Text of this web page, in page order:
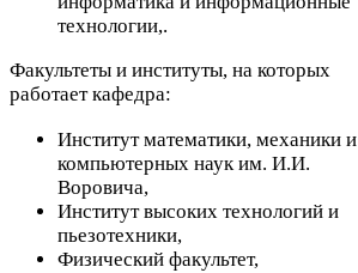
технологии,.
Факультеты и институты, на которых
работает кафедра:
Институт математики, механики и
компьютерных наук им. И.И.
Воровича,
Институт высоких технологий и
пьезотехники,
Физический факультет,